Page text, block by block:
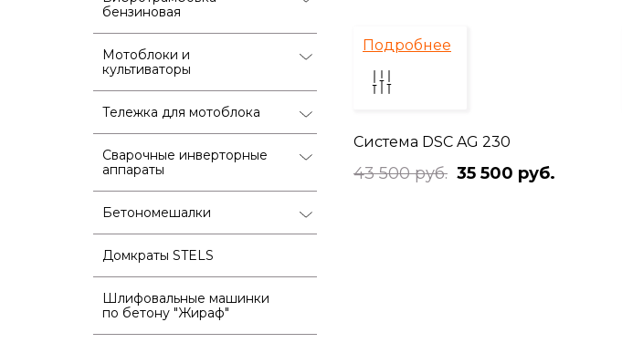
бензиновая
Мотоблоки и
культиваторы
Тележка для мотоблока
Сварочные инверторные
аппараты
Бетономешалки
Домкраты STELS
Шлифовальные машинки
по бетону "Жираф"
Подробнее
Система DSC AG 230
43 500 руб. 35 500 руб.